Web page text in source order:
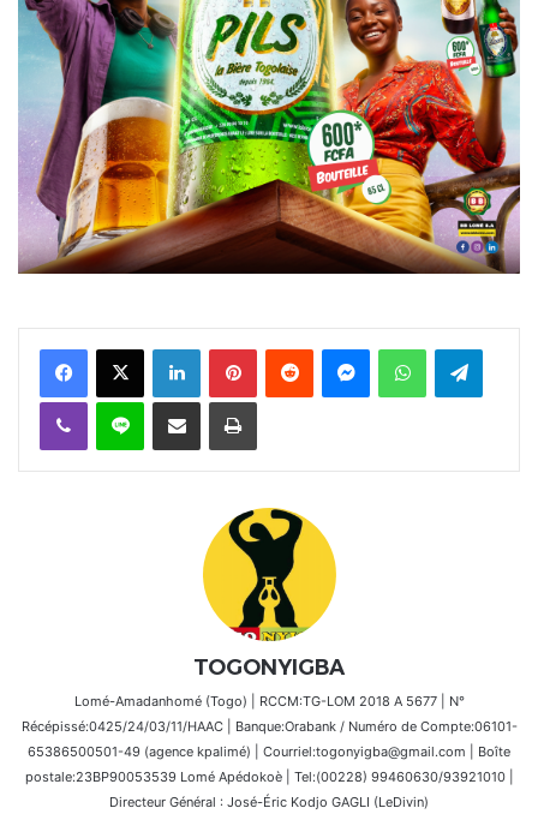
FacebookX Linkedin PinterestReddit MessengerWhatsAppTelegram
Viber Ligne Partager par email Imprimer
TOGONYIGBA
Lomé-Amadanhomé (Togo) | RCCM:TG-LOM 2018 A 5677 | N°
Récépissé:0425/24/03/11/HAAC | Banque:Orabank / Numéro de Compte:06101-
65386500501-49 (agence kpalimé) | Courriel:togonyigba@gmail.com | Boîte
postale:23BP90053539 Lomé Apédokoè | Tel:(00228) 99460630/93921010 |
Directeur Général : José-Éric Kodjo GAGLI (LeDivin)